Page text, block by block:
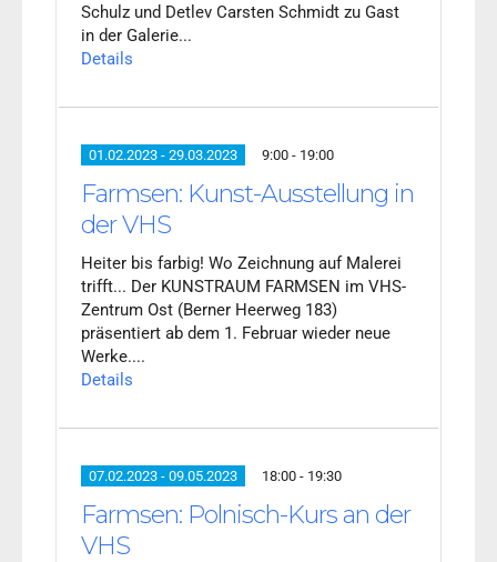
Schulz und Detlev Carsten Schmidt zu Gast
in der Galerie...
Details
01.02.2023 - 29.03.2023 9:00 - 19:00
Farmsen: Kunst-Ausstellung in
der VHS
Heiter bis farbig! Wo Zeichnung auf Malerei
trifft... Der KUNSTRAUM FARMSEN im VHS-
Zentrum Ost (Berner Heerweg 183)
präsentiert ab dem 1. Februar wieder neue
Werke....
Details
07.02.2023 - 09.05.2023 18:00 - 19:30
Farmsen: Polnisch-Kurs an der
VHS